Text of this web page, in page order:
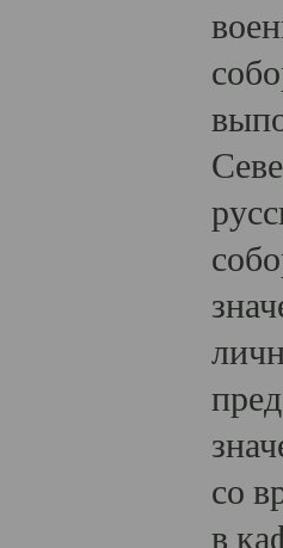
со
в